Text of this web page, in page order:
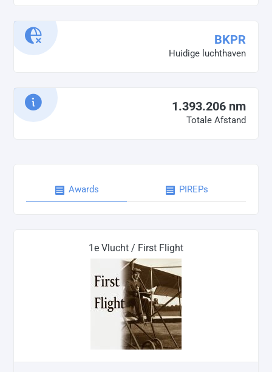
BKPR
Huidige luchthaven
1.393.206 nm
Totale Afstand
Awards PIREPs
1e Vlucht / First Flight